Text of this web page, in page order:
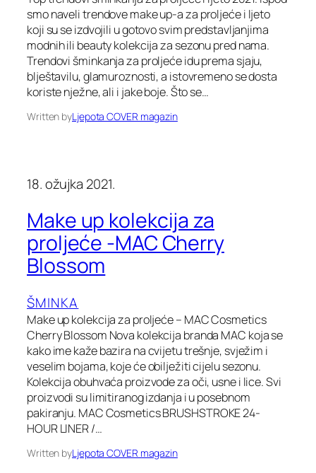
smo naveli trendove make up-a za proljeće i ljeto
koji su se izdvojili u gotovo svim predstavljanjima
modnih ili beauty kolekcija za sezonu pred nama.
Trendovi šminkanja za proljeće idu prema sjaju,
blještavilu, glamuroznosti, a istovremeno se dosta
koriste nježne, ali i jake boje. Što se…
Written byLjepota COVER magazin
18. ožujka 2021.
Make up kolekcija za
proljeće -MAC Cherry
Blossom
ŠMINKA
Make up kolekcija za proljeće – MAC Cosmetics
Cherry Blossom Nova kolekcija branda MAC koja se
kako ime kaže bazira na cvijetu trešnje, svježim i
veselim bojama, koje će obilježiti cijelu sezonu.
Kolekcija obuhvaća proizvode za oči, usne i lice. Svi
proizvodi su limitiranog izdanja i u posebnom
pakiranju. MAC Cosmetics BRUSHSTROKE 24-
HOUR LINER /…
Written byLjepota COVER magazin